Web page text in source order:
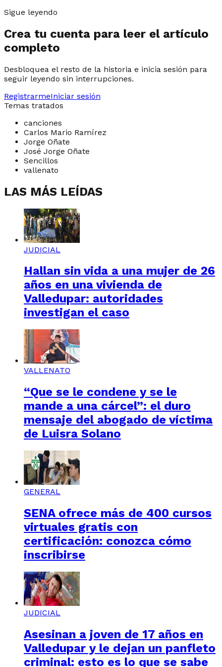
Sigue leyendo
Crea tu cuenta para leer el artículo
completo
Desbloquea el resto de la historia e inicia sesión para
seguir leyendo sin interrupciones.
RegistrarmeIniciar sesión
Temas tratados
canciones
Carlos Mario Ramírez
Jorge Oñate
José Jorge Oñate
Sencillos
vallenato
LAS MÁS LEÍDAS
JUDICIAL
Hallan sin vida a una mujer de 26
años en una vivienda de
Valledupar: autoridades
investigan el caso
VALLENATO
“Que se le condene y se le
mande a una cárcel”: el duro
mensaje del abogado de víctima
de Luisra Solano
GENERAL
SENA ofrece más de 400 cursos
virtuales gratis con
certificación: conozca cómo
inscribirse
JUDICIAL
Asesinan a joven de 17 años en
Valledupar y le dejan un panfleto
criminal: esto es lo que se sabe